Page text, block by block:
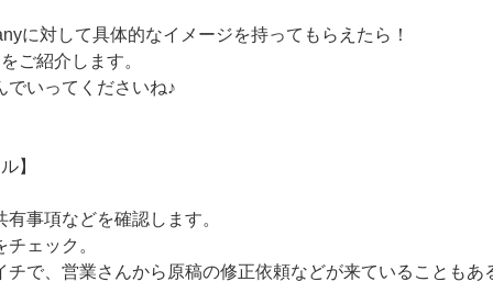
に対して具体的なイメージを持ってもらえたら！
ご紹介します。
でいってくださいね♪
】
事項などを確認します。
ェック。
チで、営業さんから原稿の修正依頼などが来ていることもあ